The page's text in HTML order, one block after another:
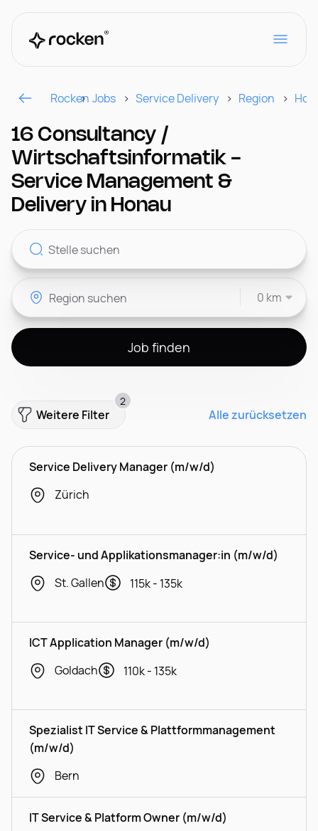
Für Arbeitgeber
Kontakt
CH
Rocken Jobs Service Delivery Region
16 Consultancy /
Wirtschaftsinformatik -
Service Management &
Delivery in Honau
0 km
Job finden
Weitere Filter
2
Alle zurücksetzen
Service Delivery Manager (m/w/d)
Zürich
Service- und Applikationsmanager:in (m/w/d)
St. Gallen
115k - 135k
ICT Application Manager (m/w/d)
Goldach
110k - 135k
Spezialist IT Service & Plattformmanagement
(m/w/d)
Bern
IT Service & Platform Owner (m/w/d)